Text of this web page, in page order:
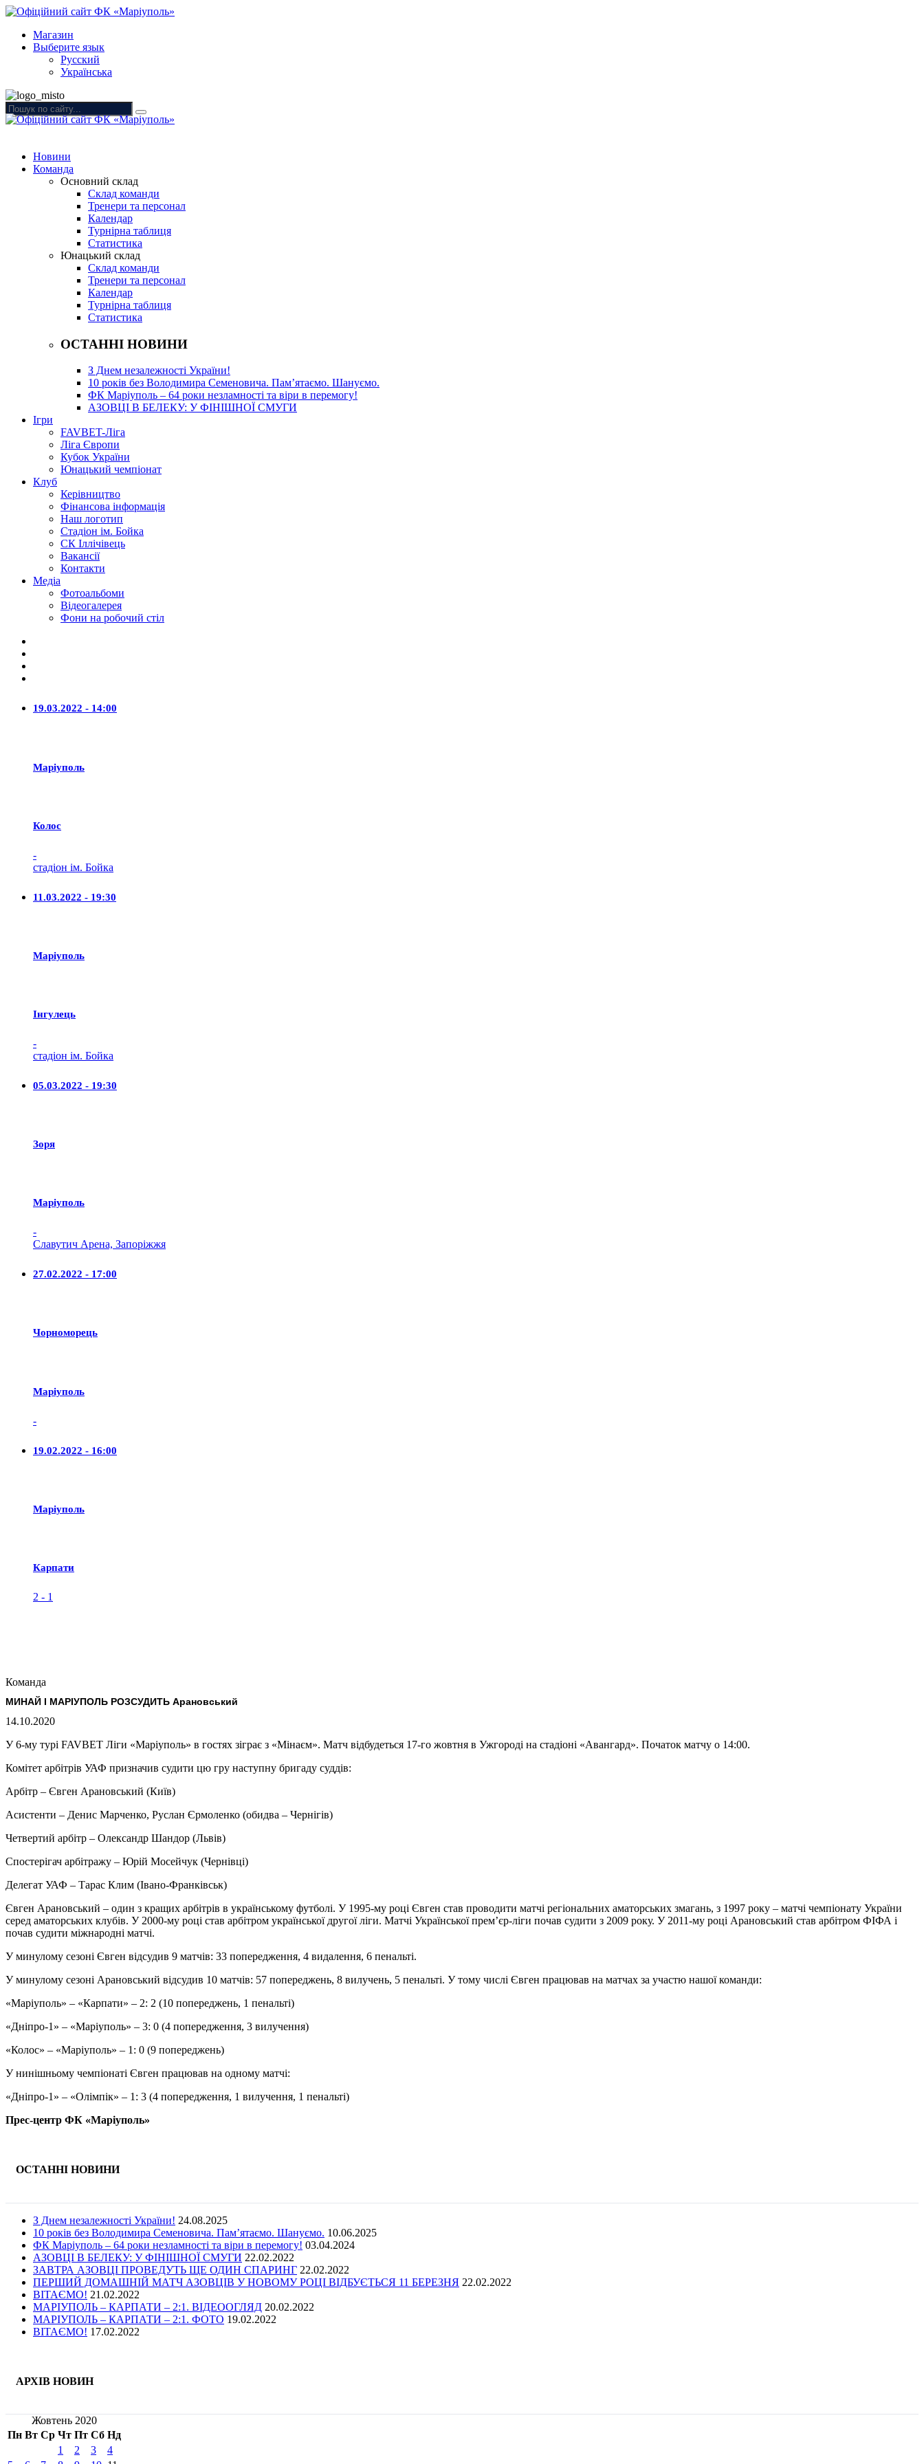
Магазин
Выберите язык
Русский
Українська
Новини
Команда
Основний склад
Склад команди
Тренери та персонал
Календар
Турнірна таблиця
Статистика
Юнацький склад
Склад команди
Тренери та персонал
Календар
Турнірна таблиця
Статистика
ОСТАННІ НОВИНИ
З Днем незалежності України!
10 років без Володимира Семеновича. Пам’ятаємо. Шануємо.
ФК Маріуполь – 64 роки незламності та віри в перемогу!
АЗОВЦІ В БЕЛЕКУ: У ФІНІШНОЇ СМУГИ
Ігри
FAVBET-Ліга
Ліга Європи
Кубок України
Юнацький чемпіонат
Клуб
Керівництво
Фінансова інформація
Наш логотип
Стадіон ім. Бойка
СК Іллічівець
Вакансії
Контакти
Медіа
Фотоальбоми
Відеогалерея
Фони на робочий стіл
19.03.2022 - 14:00
Маріуполь
Колос
-
стадіон ім. Бойка
11.03.2022 - 19:30
Маріуполь
Iнгулець
-
стадіон ім. Бойка
05.03.2022 - 19:30
Зоря
Маріуполь
-
Славутич Арена, Запоріжжя
27.02.2022 - 17:00
Чорноморець
Маріуполь
-
19.02.2022 - 16:00
Маріуполь
Карпати
2 - 1
Команда
МИНАЙ І МАРІУПОЛЬ РОЗСУДИТЬ Арановський
14.10.2020
У 6-му турі FAVBET Ліги «Маріуполь» в гостях зіграє з «Мінаєм». Матч відбудеться 17-го жовтня в Ужгороді на стадіоні «Авангард». Початок матчу о 14:00.
Комітет арбітрів УАФ призначив судити цю гру наступну бригаду суддів:
Арбітр – Євген Арановський (Київ)
Асистенти – Денис Марченко, Руслан Єрмоленко (обидва – Чернігів)
Четвертий арбітр – Олександр Шандор (Львів)
Спостерігач арбітражу – Юрій Мосейчук (Чернівці)
Делегат УАФ – Тарас Клим (Івано-Франківськ)
Євген Арановський – один з кращих арбітрів в українському футболі. У 1995-му році Євген став проводити матчі регіональних аматорських змагань, з 1997 року – матчі чемпіонату України
серед аматорських клубів. У 2000-му році став арбітром української другої ліги. Матчі Української прем’єр-ліги почав судити з 2009 року. У 2011-му році Арановський став арбітром ФІФА і
почав судити міжнародні матчі.
У минулому сезоні Євген відсудив 9 матчів: 33 попередження, 4 видалення, 6 пенальті.
У минулому сезоні Арановський відсудив 10 матчів: 57 попереджень, 8 вилучень, 5 пенальті. У тому числі Євген працював на матчах за участю нашої команди:
«Маріуполь» – «Карпати» – 2: 2 (10 попереджень, 1 пенальті)
«Дніпро-1» – «Маріуполь» – 3: 0 (4 попередження, 3 вилучення)
«Колос» – «Маріуполь» – 1: 0 (9 попереджень)
У нинішньому чемпіонаті Євген працював на одному матчі:
«Дніпро-1» – «Олімпік» – 1: 3 (4 попередження, 1 вилучення, 1 пенальті)
Прес-центр ФК «Маріуполь»
ОСТАННІ НОВИНИ
З Днем незалежності України! 24.08.2025
10 років без Володимира Семеновича. Пам’ятаємо. Шануємо. 10.06.2025
ФК Маріуполь – 64 роки незламності та віри в перемогу! 03.04.2024
АЗОВЦІ В БЕЛЕКУ: У ФІНІШНОЇ СМУГИ 22.02.2022
ЗАВТРА АЗОВЦІ ПРОВЕДУТЬ ЩЕ ОДИН СПАРИНГ 22.02.2022
ПЕРШИЙ ДОМАШНІЙ МАТЧ АЗОВЦІВ У НОВОМУ РОЦІ ВІДБУЄТЬСЯ 11 БЕРЕЗНЯ 22.02.2022
ВІТАЄМО! 21.02.2022
МАРІУПОЛЬ – КАРПАТИ – 2:1. ВІДЕООГЛЯД 20.02.2022
МАРІУПОЛЬ – КАРПАТИ – 2:1. ФОТО 19.02.2022
ВІТАЄМО! 17.02.2022
АРХІВ НОВИН
Жовтень 2020
Пн Вт Ср Чт Пт Сб Нд
1
2 3
4